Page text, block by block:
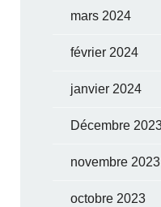
mars 2024
février 2024
janvier 2024
Décembre
novembre 2023
octobre 2023